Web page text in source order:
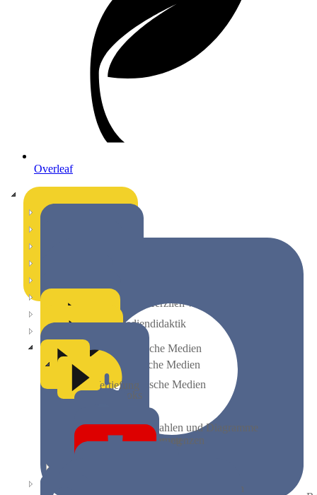
Overleaf
Herzlich willkommen!
Mediendidaktik
Textliche Medien
Bildliche Medien
Filmische Medien
Zahlen und Diagramme
Vertiefung
E-Books
Kompetenzen
Einführung
E-Books beziehen